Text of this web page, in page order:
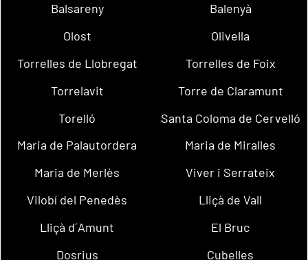
Balsareny
Balenyà
Olost
Olivella
Torrelles de Llobregat
Torrelles de Foix
Torrelavit
Torre de Claramunt
Torelló
Santa Coloma de Cervelló
Maria de Palautordera
Maria de Miralles
Maria de Merlès
Viver i Serrateix
Vilobí del Penedès
Lliçà de Vall
Lliçà d´Amunt
El Bruc
Dosrius
Cubelles